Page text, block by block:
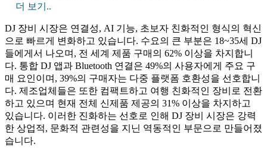
더 보기..
DJ 장비 시장은 연결성, AI 기능, 초보자 친화적인 형식의 혁신
으로 빠르게 변화하고 있습니다. 수요의 큰 부분은 18~35세 DJ
들에게서 나오며, 전 세계 제품 구매의 62% 이상을 차지합니
다. 통합 DJ 앱과 Bluetooth 연결은 49%의 사용자에게 주요 구
매 요인이며, 39%의 구매자는 다중 플랫폼 호환성을 선호합니
다. 제조업체들은 또한 컴팩트하고 여행 친화적인 장비로 전환
하고 있으며 현재 전체 신제품 제공의 31% 이상을 차지하고
있습니다. 이러한 진화하는 선호로 인해 DJ 장비 시장은 강력
한 상업적, 문화적 관련성을 지닌 역동적인 부문으로 만들어졌
습니다.